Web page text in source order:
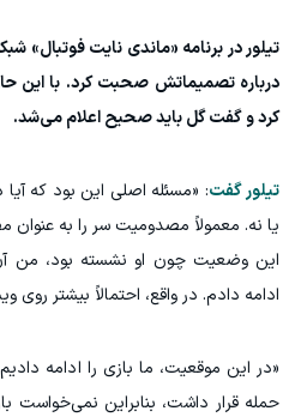
تیلور در برنامه «ماندی نایت فوتبال»
درباره تصمیماتش صحبت کرد. با این
کرد و گفت گل باید صحیح اعلام می‌شد.
تیلور گفت: «مسئله اصلی این بود که
یا نه. معمولاً مصدومیت سر را به
این وضعیت چون او نشسته بود، من آن
ادامه دادم. در واقع، احتمالاً بیشتر
«در این موقعیت، ما بازی را ادامه
حمله قرار داشت، بنابراین نمی‌خواست